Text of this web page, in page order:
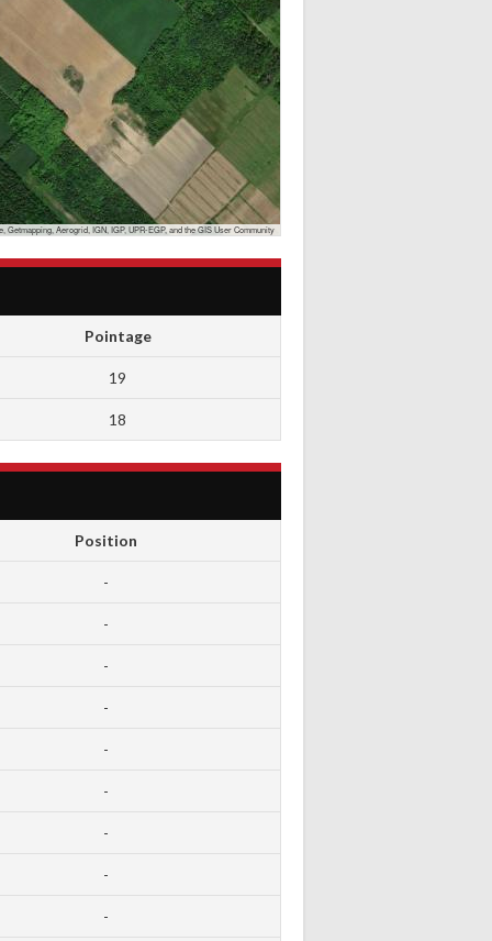
Aerogrid, IGN, IGP, UPR-EGP, and the GIS User Community
Pointage
19
18
Position
-
-
-
-
-
-
-
-
-